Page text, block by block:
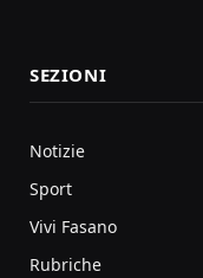
SEZIONI
Notizie
Sport
Vivi Fasano
Rubriche